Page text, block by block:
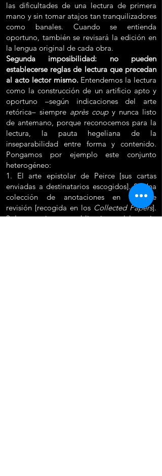
las dificultades de una lectura de primera
mano y sin tomar atajos tan tranquilizadores
como banales. Cuando se entienda
oportuno, también se revisará la edición en
la lengua original de cada obra.
Segunda imposibilidad: no pueden
establecerse reglas de lectura que precedan
al acto lector mismo. Entendemos la lectura
como la construcción de un artificio apto y
oportuno –según indicaciones del arte
retórica– siempre après coup y nunca listo
de antemano, porque reconocemos para la
lectura, la pauta hegeliana de la
inseparabilidad entre forma y contenido.
Pongamos por ejemplo este conjunto
heterogéneo:
1. El arte epistolar de Peirce [sus cartas
enviadas a destinatarios escogidos]. 2. Una
colección de anotaciones en perenne
revisión [recogida en los Collected Papers].
3. Intervenciones y publicaciones del propio